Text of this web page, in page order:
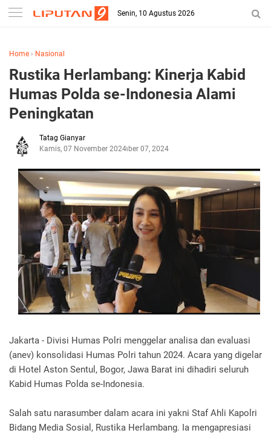
Senin, 10 Agustus 2026
Home › Nasional
Rustika Herlambang: Kinerja Kabid
Humas Polda se-Indonesia Alami
Peningkatan
Tatag Gianyar
Kamis, 07 November 2024November 07, 2024
Jakarta - Divisi Humas Polri menggelar analisa dan evaluasi
(anev) konsolidasi Humas Polri tahun 2024. Acara yang digelar
di Hotel Aston Sentul, Bogor, Jawa Barat ini dihadiri seluruh
Kabid Humas Polda se-Indonesia.
Salah satu narasumber dalam acara ini yakni Staf Ahli Kapolri
Bidang Media Sosial, Rustika Herlambang. Ia mengapresiasi